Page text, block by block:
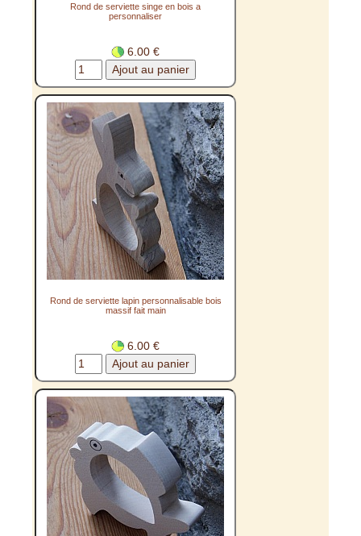
Rond de serviette singe en bois a
personnaliser
6.00 €
Rond de serviette lapin personnalisable bois
massif fait main
6.00 €